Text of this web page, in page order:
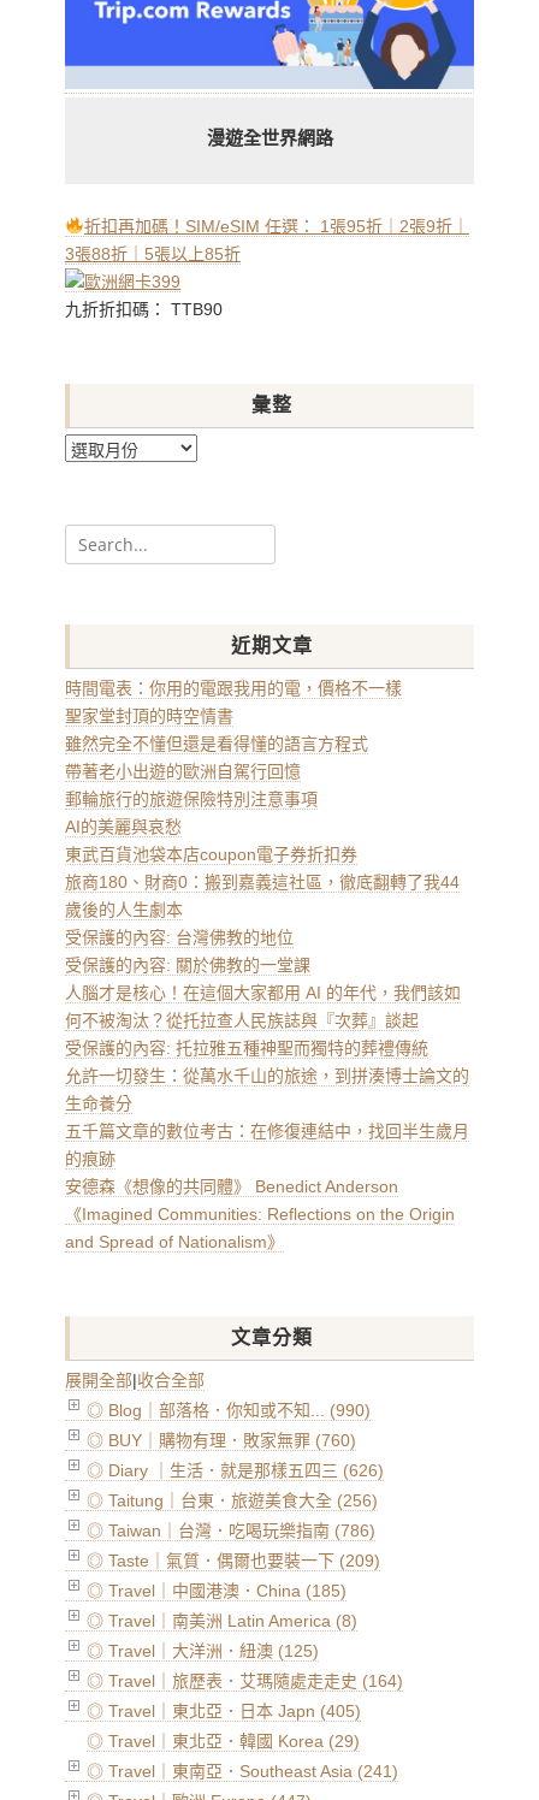
漫遊全世界網路
折扣再加碼！SIM/eSIM 任選： 1張95折｜2張9折｜
3張88折｜5張以上85折
九折折扣碼： TTB90
彙整
彙
Search
for:
近期文章
時間電表：你用的電跟我用的電，價格不一樣
聖家堂封頂的時空情書
雖然完全不懂但還是看得懂的語言方程式
帶著老小出遊的歐洲自駕行回憶
郵輪旅行的旅遊保險特別注意事項
AI的美麗與哀愁
東武百貨池袋本店coupon電子券折扣券
旅商180、財商0：搬到嘉義這社區，徹底翻轉了我44
歲後的人生劇本
受保護的內容: 台灣佛教的地位
受保護的內容: 關於佛教的一堂課
人腦才是核心！在這個大家都用 AI 的年代，我們該如
何不被淘汰？從托拉查人民族誌與『次葬』談起
受保護的內容: 托拉雅五種神聖而獨特的葬禮傳統
允許一切發生：從萬水千山的旅途，到拼湊博士論文的
生命養分
五千篇文章的數位考古：在修復連結中，找回半生歲月
的痕跡
安德森《想像的共同體》 Benedict Anderson
《Imagined Communities: Reflections on the Origin
and Spread of Nationalism》
文章分類
展開全部|收合全部
◎ Blog｜部落格．你知或不知... (990)
◎ BUY｜購物有理．敗家無罪 (760)
◎ Diary ｜生活．就是那樣五四三 (626)
◎ Taitung｜台東．旅遊美食大全 (256)
◎ Taiwan｜台灣．吃喝玩樂指南 (786)
◎ Taste｜氣質．偶爾也要裝一下 (209)
◎ Travel｜中國港澳．China (185)
◎ Travel｜南美洲 Latin America (8)
◎ Travel｜大洋洲．紐澳 (125)
◎ Travel｜旅歷表．艾瑪隨處走走史 (164)
◎ Travel｜東北亞．日本 Japn (405)
◎ Travel｜東北亞．韓國 Korea (29)
◎ Travel｜東南亞．Southeast Asia (241)